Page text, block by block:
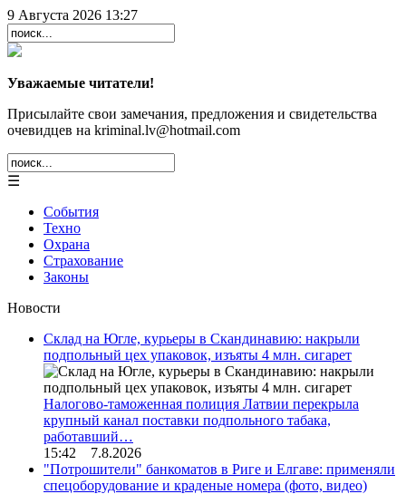
9 Августа 2026 13:27
Уважаемые читатели!
Присылайте свои замечания, предложения и свидетельства
очевидцев на kriminal.lv@hotmail.com
☰
События
Техно
Охрана
Страхование
Законы
Новости
Склад на Югле, курьеры в Скандинавию: накрыли
подпольный цех упаковок, изъяты 4 млн. сигарет
Налогово-таможенная полиция Латвии перекрыла
крупный канал поставки подпольного табака,
работавший…
15:42 7.8.2026
"Потрошители" банкоматов в Риге и Елгаве: применяли
спецоборудование и краденые номера (фото, видео)